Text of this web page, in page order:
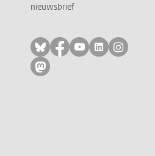
nieuwsbrief
Volg ons op bluesky
Volg ons op
Volg ons op
Volg ons
Volg
Volg ons op mastodon